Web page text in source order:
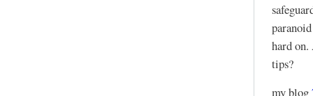
hard on.
tips?
my blog